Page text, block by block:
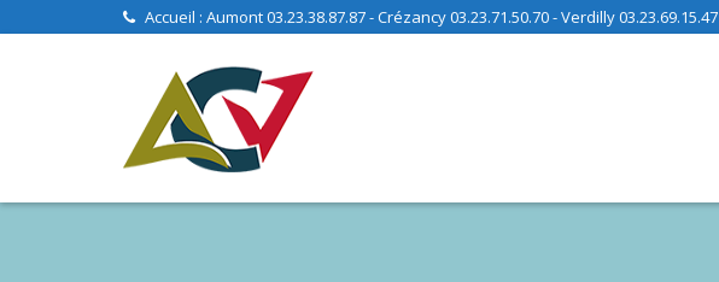
Accueil : Aumont 03.23.38.87.87 - Crézancy 03.23.71.50.70 - Verdilly 03.23.69.15.47